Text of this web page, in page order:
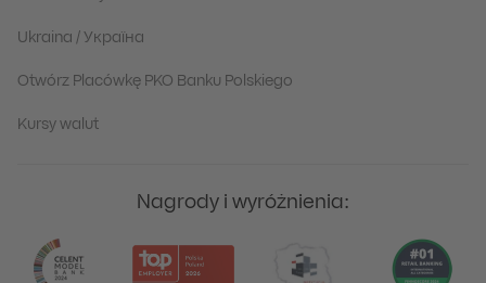
Ukraina / Україна
Otwórz Placówkę PKO Banku Polskiego
Kursy walut
Nagrody i wyróżnienia: